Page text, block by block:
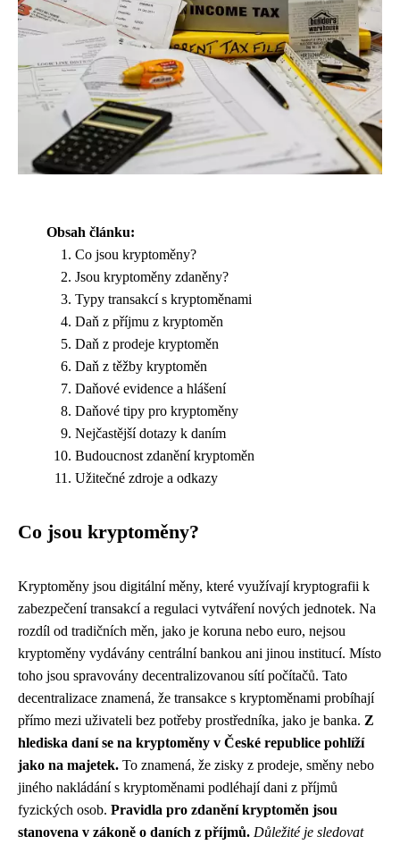
Obsah článku:
Co jsou kryptoměny?
Jsou kryptoměny zdaněny?
Typy transakcí s kryptoměnami
Daň z příjmu z kryptoměn
Daň z prodeje kryptoměn
Daň z těžby kryptoměn
Daňové evidence a hlášení
Daňové tipy pro kryptoměny
Nejčastější dotazy k daním
Budoucnost zdanění kryptoměn
Užitečné zdroje a odkazy
Co jsou kryptoměny?
Kryptoměny jsou digitální měny, které využívají kryptografii k
zabezpečení transakcí a regulaci vytváření nových jednotek. Na
rozdíl od tradičních měn, jako je koruna nebo euro, nejsou
kryptoměny vydávány centrální bankou ani jinou institucí. Místo
toho jsou spravovány decentralizovanou sítí počítačů. Tato
decentralizace znamená, že transakce s kryptoměnami probíhají
přímo mezi uživateli bez potřeby prostředníka, jako je banka. Z
hlediska daní se na kryptoměny v České republice pohlíží
jako na majetek. To znamená, že zisky z prodeje, směny nebo
jiného nakládání s kryptoměnami podléhají dani z příjmů
fyzických osob. Pravidla pro zdanění kryptoměn jsou
stanovena v zákoně o daních z příjmů. Důležité je sledovat